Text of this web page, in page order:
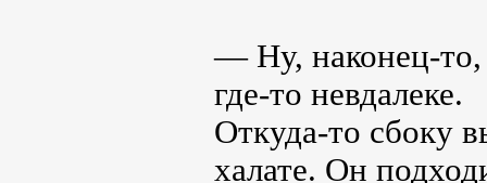
— Ну, наконец-то,
где-то невдалеке.
Откуда-то сбоку
халате. Он